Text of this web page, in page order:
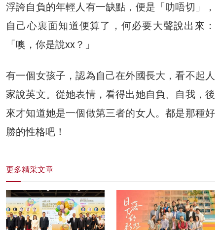
浮誇自負的年輕人有一缺點，便是「叻唔切」，
自己心裏面知道便算了，何必要大聲說出來：
「噢，你是說xx？」
有一個女孩子，認為自己在外國長大，看不起人
家說英文。從她表情，看得出她自負、自我，後
來才知道她是一個做第三者的女人。都是那種好
勝的性格吧！
更多精采文章